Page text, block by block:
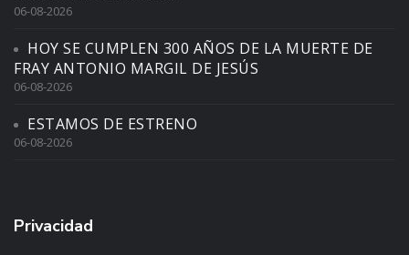
06-08-2026
HOY SE CUMPLEN 300 AÑOS DE LA MUERTE DE
FRAY ANTONIO MARGIL DE JESÚS
06-08-2026
ESTAMOS DE ESTRENO
06-08-2026
Privacidad